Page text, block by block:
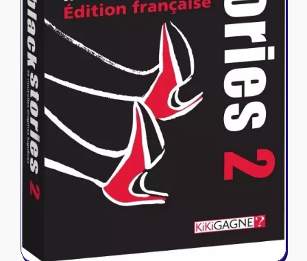
Naruto Mythos
Autres
Tapis de jeu